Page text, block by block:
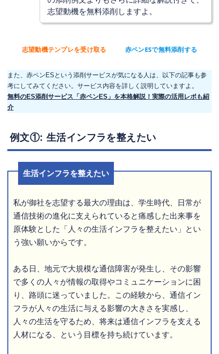
志望動機を無料添削しますよ。
志望動機テンプレを受け取る 赤ペンESで無料添削する
また、赤ペンESという添削サービスが気になる人は、以下の記事も参
考にしてみてください。サービス内容を詳しく説明していますよ。
無料のES添削サービス「赤ペンES」を本格解説！実際の活用レポも紹
介
例文①: 生活インフラを整えたい
生活インフラを整えたい
私が御社を志望する最大の理由は、学生時代、日常が
通信技術の進化に支えられていると痛感した出来事を
原体験とした「人々の生活インフラを整えたい」とい
う強い願いからです。
ある日、地元で大規模な通信障害が発生し、その影響
で多くの人々が情報の取得やコミュニケーションに困
り、路頭に迷っていました。この経験から、通信イン
フラが人々の生活に与える影響の大きさを実感し、
人々の生活を守るため、将来は通信インフラを支える
人材になる、という目標を持ち続けています。